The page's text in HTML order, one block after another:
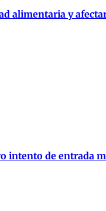
alimentaria y
intento de entrada